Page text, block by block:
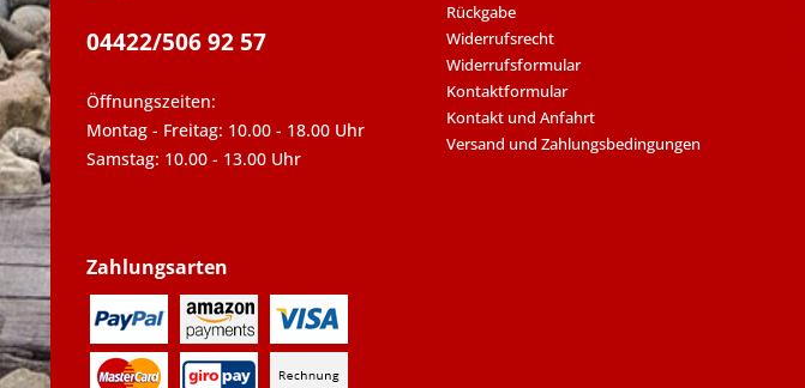
04422/506 92 57
Öffnungszeiten:
Montag - Freitag: 10.00 - 18.00 Uhr
Samstag: 10.00 - 13.00 Uhr
Rückgabe
Widerrufsrecht
Widerrufsformular
Kontaktformular
Kontakt und Anfahrt
Versand und Zahlungsbedingungen
Zahlungsarten